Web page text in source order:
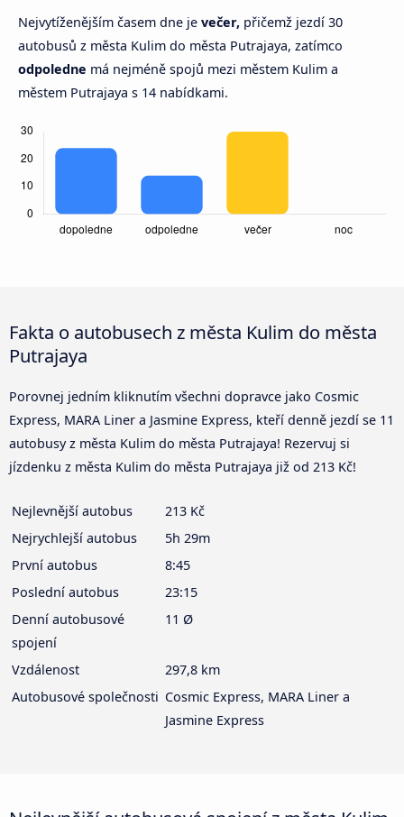
Nejvytíženějším časem dne je večer, přičemž jezdí 30
autobusů z města Kulim do města Putrajaya, zatímco
odpoledne má nejméně spojů mezi městem Kulim a
městem Putrajaya s 14 nabídkami.
Fakta o autobusech z města Kulim do města
Putrajaya
Porovnej jedním kliknutím všechni dopravce jako Cosmic
Express, MARA Liner a Jasmine Express, kteří denně jezdí se 11
autobusy z města Kulim do města Putrajaya! Rezervuj si
jízdenku z města Kulim do města Putrajaya již od 213 Kč!
Nejlevnější autobus
213 Kč
Nejrychlejší autobus
5h 29m
První autobus
8:45
Poslední autobus
23:15
Denní autobusové
spojení
11 Ø
Vzdálenost
297,8 km
Autobusové společnosti Cosmic Express, MARA Liner a
Jasmine Express